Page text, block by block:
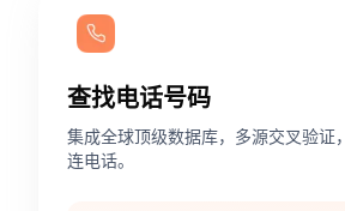
查找电话号码
集成全球顶级数据库，多源交叉验证
连电话。